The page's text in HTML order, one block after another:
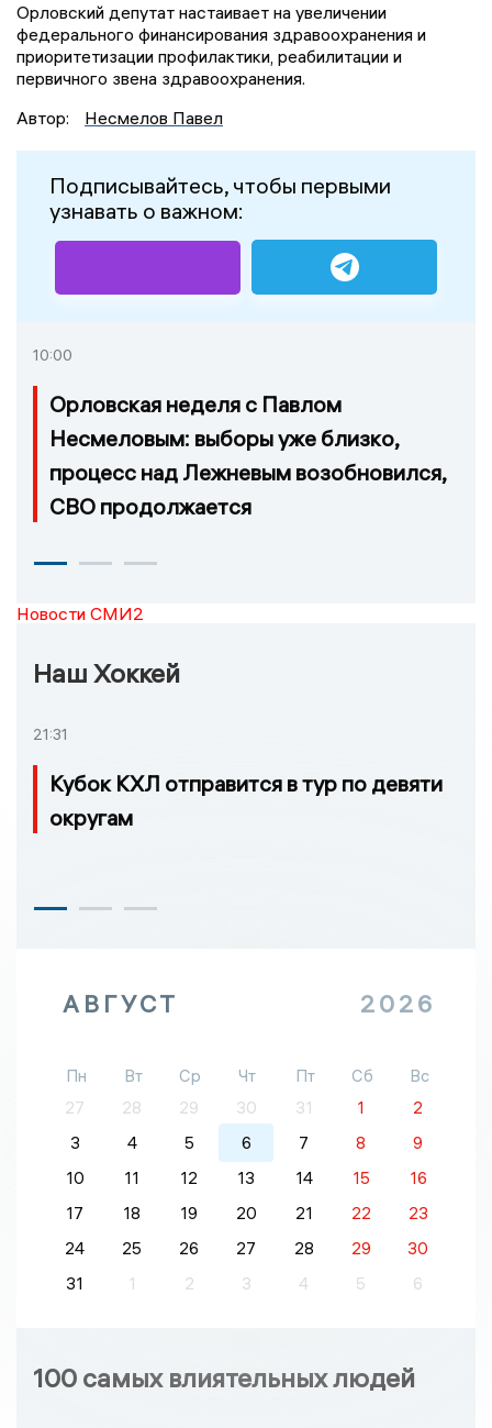
Орловский депутат настаивает на увеличении
федерального финансирования здравоохранения и
приоритетизации профилактики, реабилитации и
первичного звена здравоохранения.
Автор:
Несмелов Павел
Подписывайтесь, чтобы первыми
узнавать о важном:
10:00
Орловская неделя с Павлом
Несмеловым: выборы уже близко,
процесс над Лежневым возобновился,
СВО продолжается
Новости СМИ2
Наш Хоккей
21:31
Кубок КХЛ отправится в тур по девяти
округам
АВГУСТ 2026
Пн Вт Ср Чт Пт Сб
Вс
27
28 29 30 31 1
2
3
4 5 6 7 8
9
10
11 12 13 14 15
16
17
18 19 20 21 22
23
24
25 26 27 28 29
30
31
1 2 3 4 5 6
100 самых влиятельных людей